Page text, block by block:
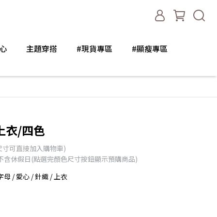
主題穿搭 #現貨專區 #顯瘦專區
衣/四色
可直接加入購物車)
休假日(點選完顏色尺寸按鈕顯示預購商品)
母 / 愛心 / 針織 / 上衣